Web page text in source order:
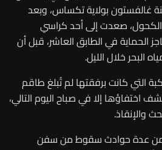
غالفستون بولاية تكساس، وبعد
صعدت إلى أحد كراسي
في الطابق العاشر، قبل أن
البحر خلال الليل.
التي كانت برفقتها لم تُبلغ طاقم
اختفاؤها إلا في صباح اليوم التالي،
والإنقاذ.
من عدة حوادث سقوط من سفن